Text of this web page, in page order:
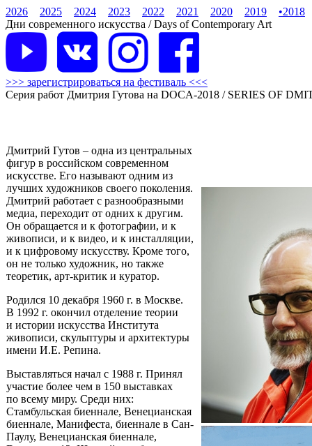
2026 2025 2024 2023 2022 2021 2020 2019 •2018
Дни современного искусства / Days of Contemporary Art
>>> зарегистрироваться на фестиваль <<<
Серия работ Дмитрия Гутова на DOCA-2018 / SERIES OF
Дмитрий Гутов – одна из центральных
фигур в российском современном
искусстве. Его называют одним из
лучших художников своего поколения.
Дмитрий работает с разнообразными
медиа, переходит от одних к другим.
Он обращается и к фотографии, и к
живописи, и к видео, и к инсталляции,
и к цифровому искусству. Кроме того,
он не только художник, но также
теоретик, арт-критик и куратор.
Родился 10 декабря 1960 г. в Москве.
В 1992 г. окончил отделение теории
и истории искусства Института
живописи, скульптуры и архитектуры
имени И.Е. Репина.
Выставляться начал с 1988 г. Принял
участие более чем в 150 выставках
по всему миру. Среди них:
Стамбульская биеннале, Венецианская
биеннале, Манифеста, биеннале в Сан-
Паулу, Венецианская биеннале,